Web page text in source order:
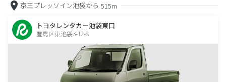
京王プレッソイン池袋から 515m
トヨタレンタカー池袋東口
豊島区東池袋3-12-8